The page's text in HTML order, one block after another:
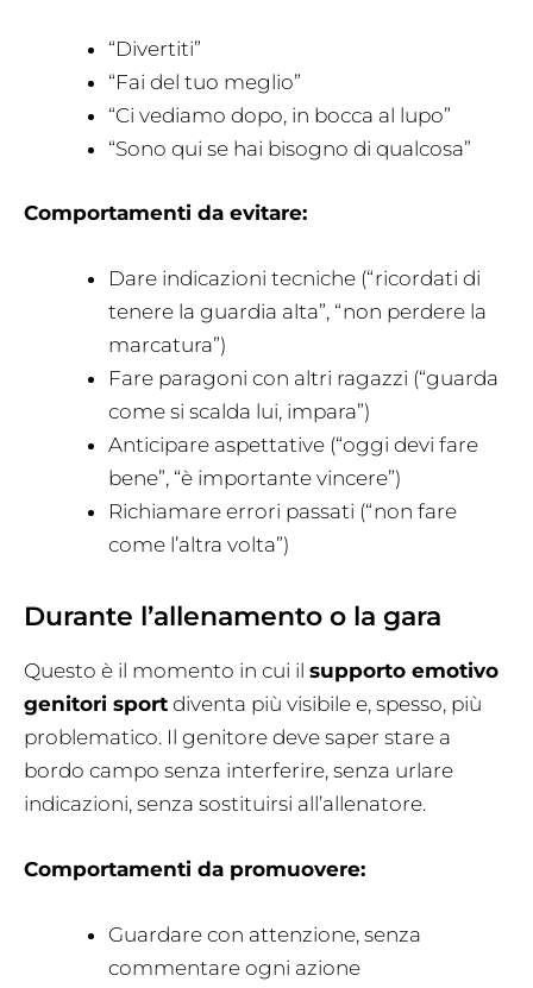
“Divertiti”
“Fai del tuo meglio”
“Ci vediamo dopo, in bocca al lupo”
“Sono qui se hai bisogno di qualcosa”
Comportamenti da evitare:
Dare indicazioni tecniche (“ricordati di
tenere la guardia alta”, “non perdere la
marcatura”)
Fare paragoni con altri ragazzi (“guarda
come si scalda lui, impara”)
Anticipare aspettative (“oggi devi fare
bene”, “è importante vincere”)
Richiamare errori passati (“non fare
come l’altra volta”)
Durante l’allenamento o la gara
Questo è il momento in cui il supporto emotivo
genitori sport diventa più visibile e, spesso, più
problematico. Il genitore deve saper stare a
bordo campo senza interferire, senza urlare
indicazioni, senza sostituirsi all’allenatore.
Comportamenti da promuovere:
Guardare con attenzione, senza
commentare ogni azione